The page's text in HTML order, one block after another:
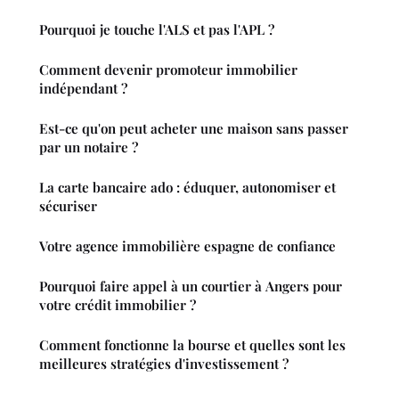
Pourquoi je touche l'ALS et pas l'APL ?
Comment devenir promoteur immobilier
indépendant ?
Est-ce qu'on peut acheter une maison sans passer
par un notaire ?
La carte bancaire ado : éduquer, autonomiser et
sécuriser
Votre agence immobilière espagne de confiance
Pourquoi faire appel à un courtier à Angers pour
votre crédit immobilier ?
Comment fonctionne la bourse et quelles sont les
meilleures stratégies d'investissement ?